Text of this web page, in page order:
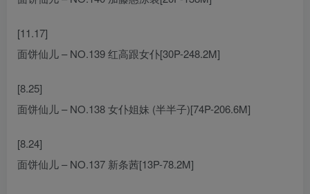
[11.17]
面饼仙儿 – NO.139 红高跟女仆[30P-248.2M]
[8.25]
面饼仙儿 – NO.138 女仆姐妹 (半半子)[74P-206.6M]
[8.24]
面饼仙儿 – NO.137 新条茜[13P-78.2M]